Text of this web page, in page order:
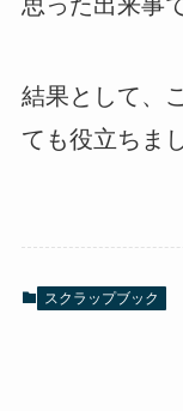
結果として、
ても役立ちま
スクラップブック